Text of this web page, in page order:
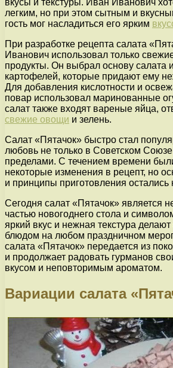
вкусы и текстуры. Иван Иванович
легким, но при этом сытным и
гость мог насладиться его ярким
При разработке рецепта салата
Иванович использовал только
продукты. Он выбрал основу салата
картофелей, которые придают ему
Для добавления кислотности и
повар использовал маринованные
салат также входят вареные яйца,
свежие овощи и зелень.
Салат «Пятачок» быстро стал
любовь не только в Советском
пределами. С течением времени
некоторые изменения в рецепт, но
и принципы приготовления
Сегодня салат «Пятачок» является
частью новогоднего стола и
яркий вкус и нежная текстура
блюдом на любом праздничном
салата «Пятачок» передается из
и продолжает радовать гурманов
вкусом и неповторимым ароматом.
Вариации салата